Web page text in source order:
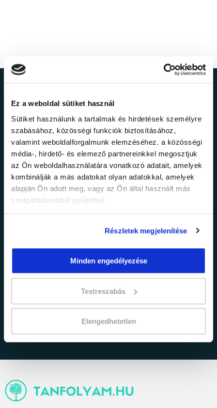
Ez a weboldal sütiket használ
Sütiket használunk a tartalmak és hirdetések személyre
szabásához, közösségi funkciók biztosításához,
valamint weboldalforgalmunk elemzéséhez. a közösségi
média-, hirdető- és elemező partnereinkkel megosztjuk
az Ön weboldalhasználatára vonatkozó adatait, amelyek
kombinálják a más adatokat olyan adatokkal, amelyek
alapján Ön adott meg, vagy az Ön által használt más
szolgáltatásokból gyűjtöttek.
Részletek megjelenítése
Minden engedélyezése
Testreszabás
Elengedhetetlen
Ne maradj le a
legfrissebb
információkról!
Értesülj elsőként legújabb tanfolyamainkról,
legfrissebb híreinkről és időszakos
promócióinkról.
adatkezelési tájékoztatóban